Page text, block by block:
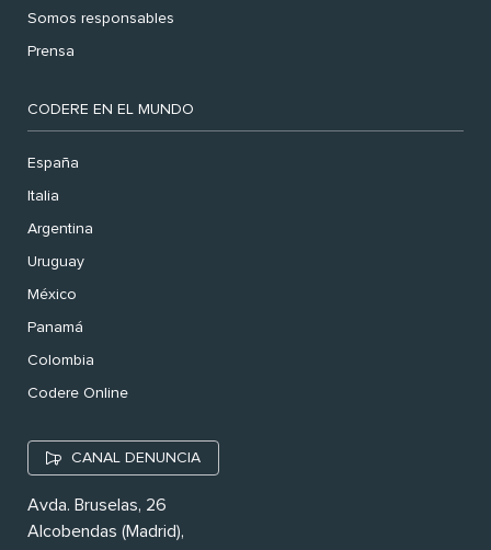
Somos responsables
Prensa
CODERE EN EL MUNDO
España
Italia
Argentina
Uruguay
México
Panamá
Colombia
Codere Online
CANAL DENUNCIA
Avda. Bruselas, 26
Alcobendas (Madrid),